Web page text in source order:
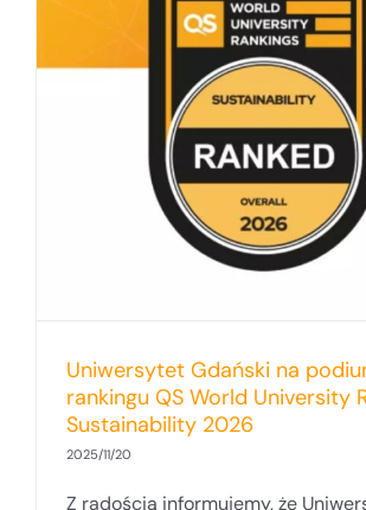
Uniwersytet Gdański na
rankingu QS World University
Sustainability 2026
2025/11/20
Z radością informujemy, że